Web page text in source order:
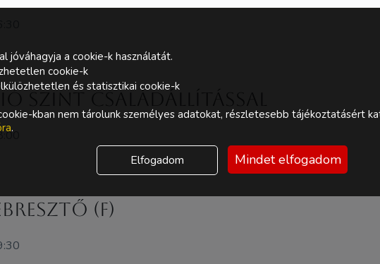
SzInT Családállítással
(F)
jóváhagyja a cookie-k használatát.
cookie-k
és statisztikai cookie-k
kban nem tárolunk személyes adatokat, részletesebb tájékoztatásért
.
Elfogadom Mindet elfogadom